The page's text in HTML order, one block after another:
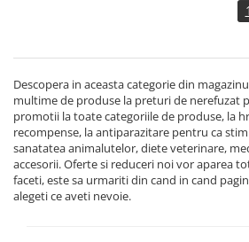
1
Descopera in aceasta categorie din
multime de produse la preturi de nerefuzat
promotii la toate categoriile de produse, la
recompense, la antiparazitare pentru ca
sanatatea animalutelor, diete veterinare,
accesorii. Oferte si reduceri noi vor aparea
faceti, este sa urmariti din cand in cand
alegeti ce aveti nevoie.